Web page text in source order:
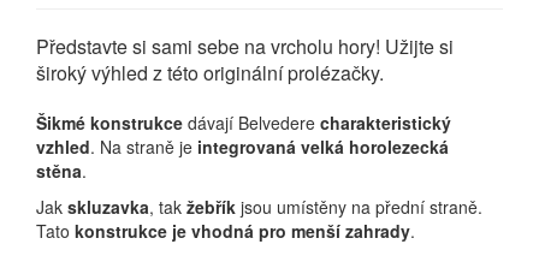
Představte si sami sebe na vrcholu hory! Užijte si
široký výhled z této originální prolézačky.
Šikmé konstrukce dávají Belvedere charakteristický
vzhled. Na straně je integrovaná velká horolezecká
stěna.
Jak skluzavka, tak žebřík jsou umístěny na přední straně.
Tato konstrukce je vhodná pro menší zahrady.